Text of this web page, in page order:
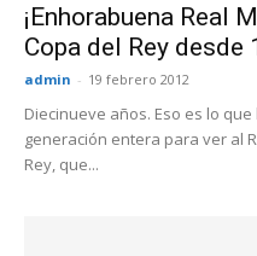
¡Enhorabuena Real
Copa del Rey desde
admin - 19 febrero 2012
Diecinueve años. Eso es lo
generación entera para ver al
Rey, que...